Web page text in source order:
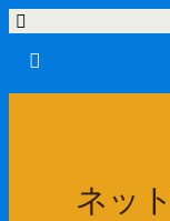
ネット